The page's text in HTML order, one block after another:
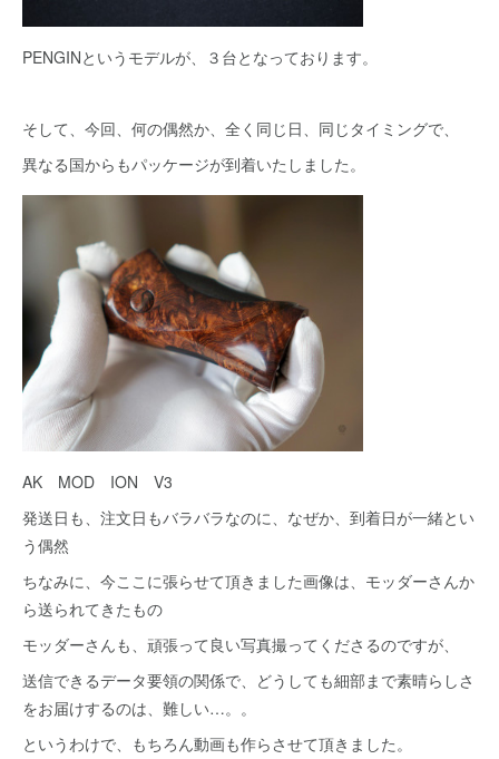
PENGINというモデルが、３台となっております。
そして、今回、何の偶然か、全く同じ日、同じタイミングで、
異なる国からもパッケージが到着いたしました。
AK MOD ION V3
発送日も、注文日もバラバラなのに、なぜか、到着日が一緒とい
う偶然
ちなみに、今ここに張らせて頂きました画像は、モッダーさんか
ら送られてきたもの
モッダーさんも、頑張って良い写真撮ってくださるのですが、
送信できるデータ要領の関係で、どうしても細部まで素晴らしさ
をお届けするのは、難しい…。。
というわけで、もちろん動画も作らさせて頂きました。